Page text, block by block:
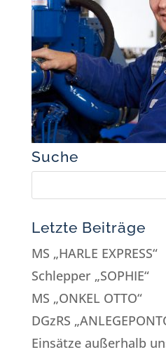
Suche
Letzte Beiträge
MS „HARLE EXPRESS“
Schlepper „SOPHIE“
MS „ONKEL OTTO“
DGzRS
Einsätze außerhalb